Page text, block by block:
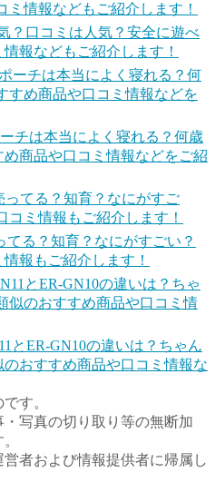
？口コミは人気？安全に遊べ
報などもご紹介します！
チは本当によく寝れる？何歳
商品や口コミ情報などをご紹
る？知育？なにがすごい？
報もご紹介します！
とER-GN10の違いは？ちゃん
おすすめ商品や口コミ情報な
す。
写真の切り取り等の無断加
者および情報提供者に帰属し